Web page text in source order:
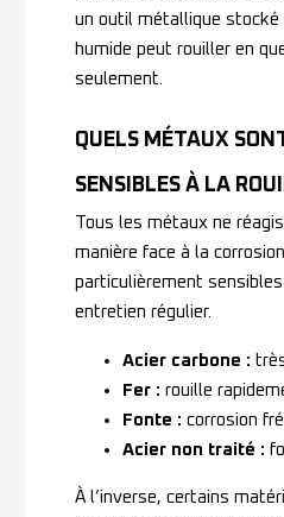
un outil métallique stocké
humide peut rouiller en
seulement.
QUELS MÉTAUX
SENSIBLES À LA
Tous les métaux ne
manière face à la
particulièrement
entretien régulier.
Acier carbone :
Fer : rouille
Fonte : corrosion
Acier non traité :
À l’inverse, certains